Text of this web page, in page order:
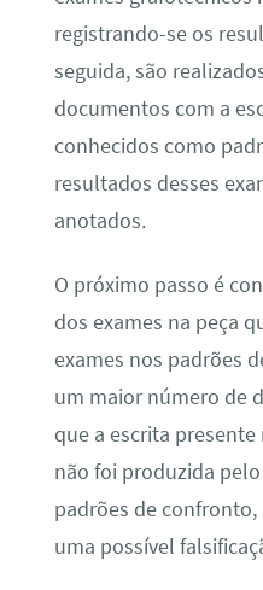
registrando-se os
seguida, são
documentos com a
conhecidos como
resultados desses
anotados.
O próximo passo é
dos exames na peça
exames nos padrões
um maior número de
que a escrita
não foi produzida
padrões de
uma possível